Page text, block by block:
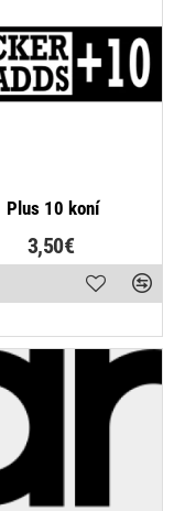
Plus 10 koní
3,50€